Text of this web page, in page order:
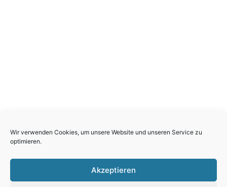
Wir verwenden Cookies, um unsere Website und unseren Service zu
optimieren.
Akzeptieren